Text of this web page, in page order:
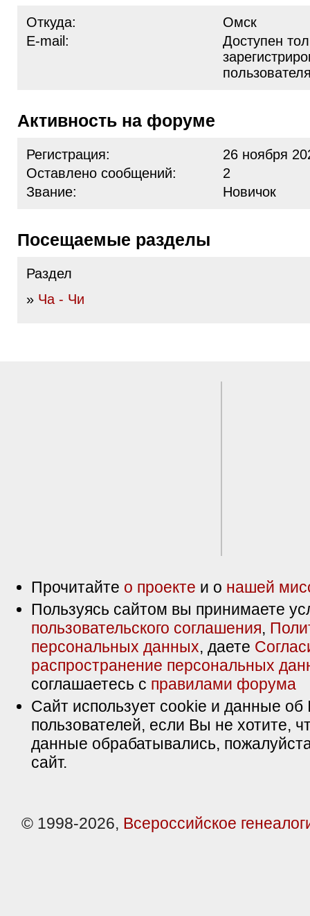
Откуда:
Омск
E-mail:
Доступен
Активность на форуме
Регистрация:
26 ноября
Оставлено сообщений:
2
Звание:
Новичок
Посещаемые разделы
Раздел
» Ча - Чи
Прочитайте о проекте и о нашей
Пользуясь сайтом вы принимаете
пользовательского соглашения,
персональных данных, даете
распространение персональных
соглашаетесь с правилами форума
Сайт использует cookie и данные об
пользователей, если Вы не хотите,
данные обрабатывались,
сайт.
© 1998-2026, Всероссийское